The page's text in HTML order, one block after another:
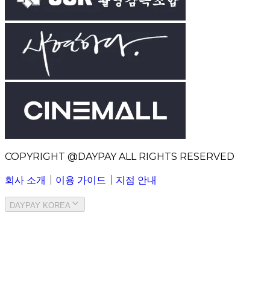
COPYRIGHT @DAYPAY ALL RIGHTS RESERVED
회사 소개 이용 가이드 지점 안내
DAYPAY KOREA